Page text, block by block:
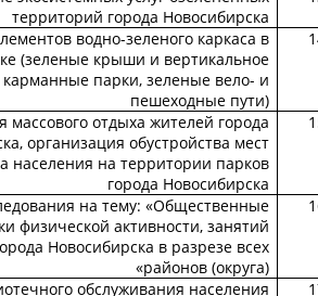
территорий города Новосибирска
водно-зеленого каркаса в
(зеленые крыши и вертикальное
карманные парки, зеленые вело- и
пешеходные пути)
массового отдыха жителей города
организация обустройства мест
населения на территории парков
города Новосибирска
на тему: «Общественные
физической активности, занятий
Новосибирска в разрезе всех
районов (округа)»
обслуживания населения